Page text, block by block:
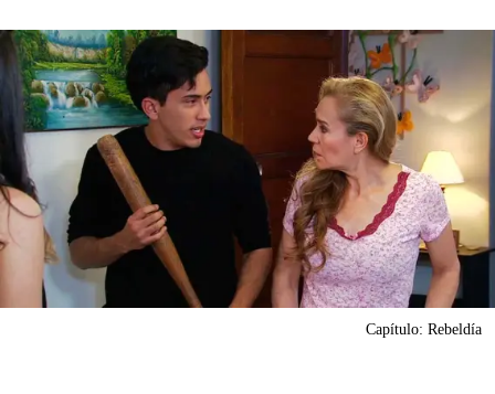
Capítulo: Rebeldía